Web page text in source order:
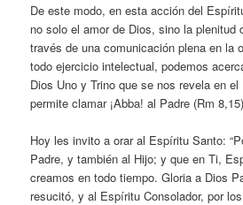
De este modo, en esta acción del
no solo el amor de Dios, sino la plenitud
través de una comunicación plena en la
todo ejercicio intelectual, podemos
Dios Uno y Trino que se nos revela en
permite clamar ¡Abba! al Padre (Rm
Hoy les invito a orar al Espíritu Santo:
Padre, y también al Hijo; y que en Ti,
creamos en todo tiempo. Gloria a Dios
resucitó, y al Espíritu Consolador, por